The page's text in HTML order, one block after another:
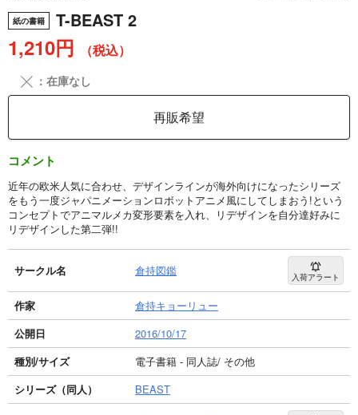
紙の書籍 T-BEAST 2
1,210円 （税込）
╳ ：在庫なし
再販希望
コメント
近年の欧米人気に合わせ、デザインラインが海外向けになったシリーズ
をもう一度ジャパニメーションロボットアニメ風にしてしまおう!という
コンセプトでアニマルメカ変形要素を入れ、リデザインを自分達好みに
リデザインした第二弾!!
サークル名 倉持図鑑 入荷アラート
作家
倉持キョーリュー
公開日
2016/10/17
種別/サイズ
電子書籍 - 同人誌/ その他
シリーズ（同人）
BEAST